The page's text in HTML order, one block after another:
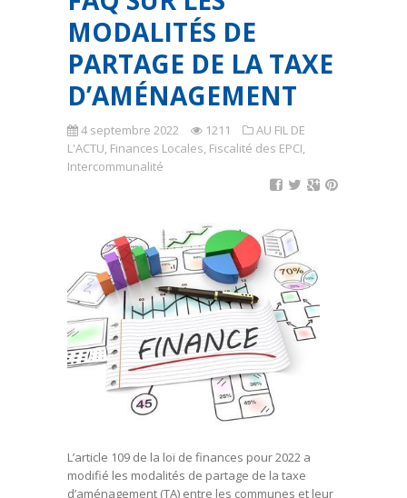
MODALITÉS DE
PARTAGE DE LA TAXE
D’AMÉNAGEMENT
4 septembre 2022 1211
AU FIL DE
L'ACTU, Finances Locales, Fiscalité des EPCI,
Intercommunalité
L’article 109 de la loi de finances pour 2022 a
modifié les modalités de partage de la taxe
d’aménagement (TA) entre les communes et leur